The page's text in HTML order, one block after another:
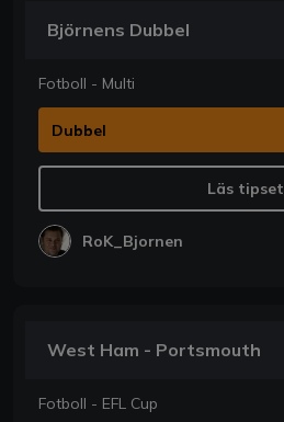
Björnens Dubbel
Fotboll - Multi
Dubbel
Läs tipset
RoK_Bjornen
West Ham - Portsmouth
Fotboll - EFL Cup